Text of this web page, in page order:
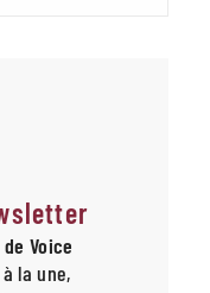
Voice
la une,